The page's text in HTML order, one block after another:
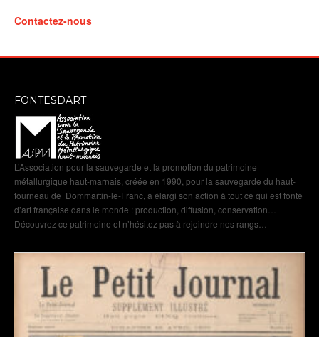
Contactez-nous
FONTESDART
L’Association pour la sauvegarde et la promotion du patrimoine
métallurgique haut-marnais, créée en 1990, pour la sauvegarde du haut-
fourneau de Dommartin-le-Franc, a élargi son action à tout ce qui est fonte
d’art française dans le monde : production, diffusion, conservation…
Découvrez ce patrimoine et n’hésitez pas à rejoindre nos rangs…